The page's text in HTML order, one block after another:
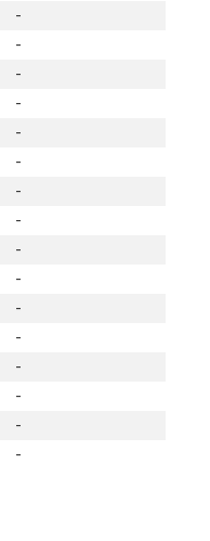
-
-
-
-
-
-
-
-
-
-
-
-
-
-
-
-